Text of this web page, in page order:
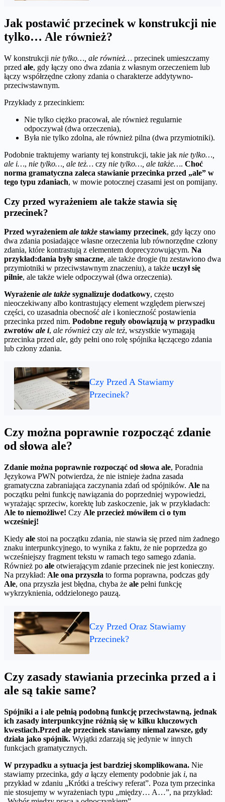
Jak postawić przecinek w konstrukcji nie
tylko… Ale również?
W konstrukcji nie tylko…, ale również… przecinek umieszczamy
przed ale, gdy łączy ono dwa zdania z własnym orzeczeniem lub
łączy współrzędne człony zdania o charakterze addytywno-
przeciwstawnym.
Przykłady z przecinkiem:
Nie tylko ciężko pracował, ale również regularnie
odpoczywał (dwa orzeczenia),
Była nie tylko zdolna, ale również pilna (dwa przymiotniki).
Podobnie traktujemy warianty tej konstrukcji, takie jak nie tylko…,
ale i…, nie tylko…, ale też… czy nie tylko…, ale także…. Choć
norma gramatyczna zaleca stawianie przecinka przed „ale” w
tego typu zdaniach, w mowie potocznej czasami jest on pomijany.
Czy przed wyrażeniem ale także stawia się
przecinek?
Przed wyrażeniem ale także stawiamy przecinek, gdy łączy ono
dwa zdania posiadające własne orzeczenia lub równorzędne człony
zdania, które kontrastują z elementem doprecyzowującym. Na
przykład:dania były smaczne, ale także drogie (tu zestawiono dwa
przymiotniki w przeciwstawnym znaczeniu), a także uczył się
pilnie, ale także wiele odpoczywał (dwa orzeczenia).
Wyrażenie ale także sygnalizuje dodatkowy, często
nieoczekiwany albo kontrastujący element względem pierwszej
części, co uzasadnia obecność ale i konieczność postawienia
przecinka przed nim. Podobne reguły obowiązują w przypadku
zwrotów ale i, ale również czy ale też, wszystkie wymagają
przecinka przed ale, gdy pełni ono rolę spójnika łączącego zdania
lub człony zdania.
Czy Przed A Stawiamy
Przecinek?
Czy można poprawnie rozpocząć zdanie
od słowa ale?
Zdanie można poprawnie rozpocząć od słowa ale, Poradnia
Językowa PWN potwierdza, że nie istnieje żadna zasada
gramatyczna zabraniająca zaczynania zdań od spójników. Ale na
początku pełni funkcję nawiązania do poprzedniej wypowiedzi,
wyrażając sprzeciw, korektę lub zaskoczenie, jak w przykładach:
Ale to niemożliwe! Czy Ale przecież mówiłem ci o tym
wcześniej!
Kiedy ale stoi na początku zdania, nie stawia się przed nim żadnego
znaku interpunkcyjnego, to wynika z faktu, że nie poprzedza go
wcześniejszy fragment tekstu w ramach tego samego zdania.
Również po ale otwierającym zdanie przecinek nie jest konieczny.
Na przykład: Ale ona przyszła to forma poprawna, podczas gdy
Ale, ona przyszła jest błędna, chyba że ale pełni funkcję
wykrzyknienia, oddzielonego pauzą.
Czy Przed Oraz Stawiamy
Przecinek?
Czy zasady stawiania przecinka przed a i
ale są takie same?
Spójniki a i ale pełnią podobną funkcję przeciwstawną, jednak
ich zasady interpunkcyjne różnią się w kilku kluczowych
kwestiach.Przed ale przecinek stawiamy niemal zawsze, gdy
działa jako spójnik. Wyjątki zdarzają się jedynie w innych
funkcjach gramatycznych.
W przypadku a sytuacja jest bardziej skomplikowana. Nie
stawiamy przecinka, gdy a łączy elementy podobnie jak i, na
przykład w zdaniu „Krótki a treściwy referat”. Poza tym przecinka
nie stosujemy w wyrażeniach typu „między… A…”, na przykład: